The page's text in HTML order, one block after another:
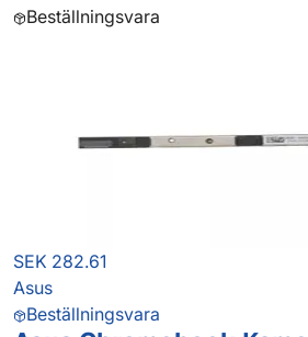
Beställningsvara
SEK 282.61
Asus
Beställningsvara